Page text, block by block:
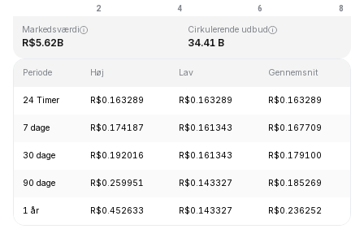
Markedsværdi
R$5.62B
Cirkulerende udbud
34.41 B
Periode Høj Lav Gennemsnit
24 Timer R$0.163289 R$0.163289 R$0.163289
7 dage R$0.174187 R$0.161343 R$0.167709
30 dage R$0.192016 R$0.161343 R$0.179100
90 dage R$0.259951 R$0.143327 R$0.185269
1 år R$0.452633 R$0.143327 R$0.236252